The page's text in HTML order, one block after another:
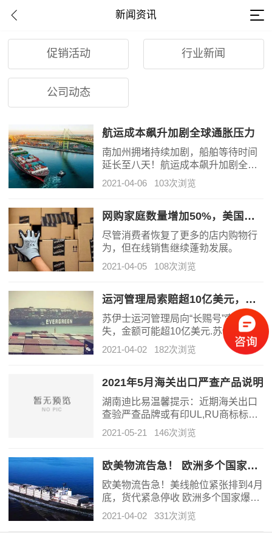
新闻资讯
促销活动 行业新闻
公司动态
航运成本飙升加剧全球通胀压力
南加州拥堵持续加剧，船舶等待时间
延长至八天！航运成本飙升加剧全球
通胀压力
2021-04-06 103次浏览
网购家庭数量增加50%，美国电商行业蓬勃发展
尽管消费者恢复了更多的店内购物行
为，但在线销售继续蓬勃发展。
2021-04-05 108次浏览
运河管理局索赔超10亿美元，长荣向货主发起共同海损
苏伊士运河管理局向“长赐号”索赔损
失，金额可能超10亿美元.苏伊士运河
管理局向“长赐号”索赔损失，金额可能
超10亿美元，EMC长荣船东向货主发
2021-04-02 182次浏览
2021年5月海关出口严查产品说明
湖南迪比易温馨提示：近期海关出口
查验严查品牌或有印UL,RU商标标识
和是否侵权
2021-05-21 146次浏览
欧美物流告急！ 欧洲多个国家爆仓严重！
欧美物流告急！美线舱位紧张排到4月
底，货代紧急停收 欧洲多个国家爆仓
严重！
2021-04-02 331次浏览